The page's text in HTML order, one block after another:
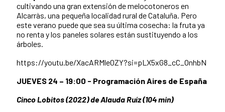
cultivando una gran extensión de melocotoneros en
Alcarràs, una pequeña localidad rural de Cataluña. Pero
este verano puede que sea su última cosecha: la fruta ya
no renta y los paneles solares están sustituyendo a los
árboles.
https://youtu.be/XacARMle0ZY?si=pLX5xG8_cC_OnhbN
JUEVES 24 – 19:00 - Programación Aires de España
Cinco Lobitos (2022) de Alauda Ruíz (104 min)